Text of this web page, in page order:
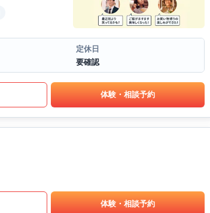
定休日
要確認
体験・相談予約
体験・相談予約